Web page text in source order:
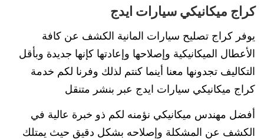
كراج ميكانيكي سيارات ايدج
يوفر كراج تصليح سيارات المانية الكشف عن كافة
الأعطال الميكانيكية وإصلاحها وإعادتها كإنها جديدة وبأقل
التكاليف تجدونها معنا أينما كنتم لذلك وفرنا لكم خدمة
كراج ميكانيكي سيارات ايدج عبر بنشر متنقل
أفضل مهندس ميكانيكي نؤمنه لكم ذو خبرة عالية في
الكشف عن المشكلة وإصلاحه بشكل دقيق حيث يمتلك